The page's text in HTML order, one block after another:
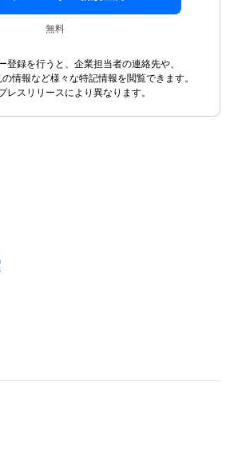
無料
登録を行うと、企業担当者の連絡先や、
情報など様々な特記情報を閲覧できます。
レスリリースにより異なります。